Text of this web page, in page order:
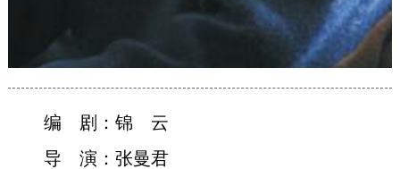
编 剧：锦 云
导 演：张曼君